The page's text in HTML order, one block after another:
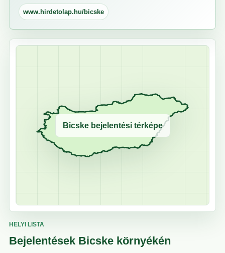
www.hirdetolap.hu/bicske
Bicske bejelentési térképe
HELYI LISTA
Bejelentések Bicske környékén